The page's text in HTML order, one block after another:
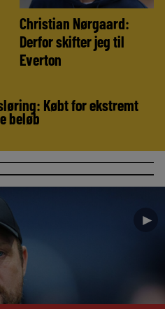
Christian Nørgaard:
Derfor skifter jeg til
Everton
Købt for ekstremt
beløb
►